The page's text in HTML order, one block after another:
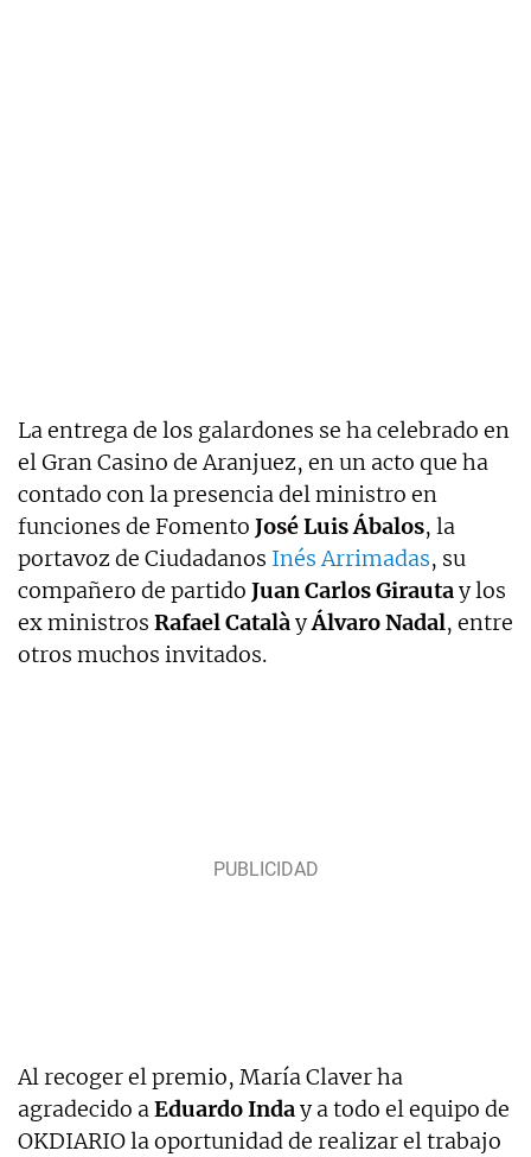
La entrega de los galardones se ha celebrado en
el Gran Casino de Aranjuez, en un acto que ha
contado con la presencia del ministro en
funciones de Fomento José Luis Ábalos, la
portavoz de Ciudadanos Inés Arrimadas, su
compañero de partido Juan Carlos Girautay los
ex ministros Rafael CatalàyÁlvaro Nadal, entre
otros muchos invitados.
Al recoger el premio, María Claver ha
agradecido aEduardo Inday a todo el equipo de
OKDIARIO la oportunidad de realizar el trabajo